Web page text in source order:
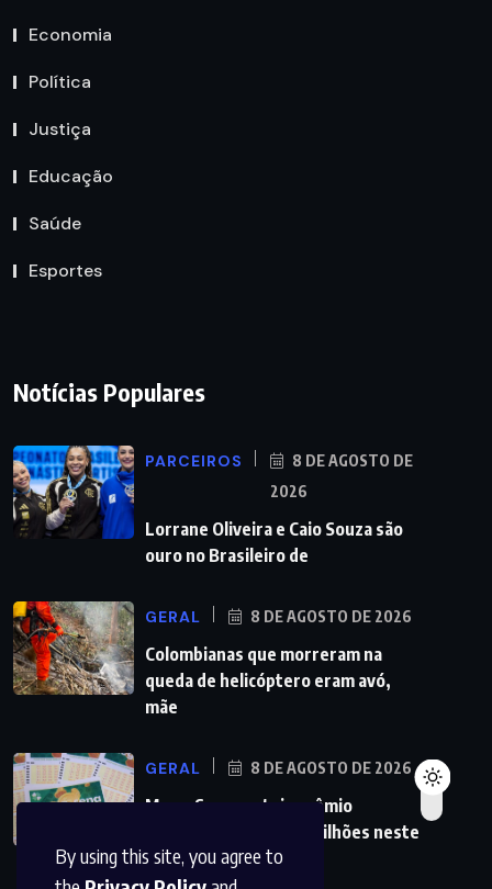
By using this site, you agree to
Economia
Política
Justiça
Educação
Saúde
Esportes
Notícias Populares
PARCEIROS
8 DE AGOSTO DE
2026
Lorrane Oliveira e Caio Souza são
ouro no Brasileiro de
GERAL 8 DE AGOSTO DE 2026
Colombianas que morreram na
queda de helicóptero eram avó,
mãe
GERAL 8 DE AGOSTO DE 2026
Mega-Sena sorteia prêmio
acumulado de R$ 165 milhões neste
domingo